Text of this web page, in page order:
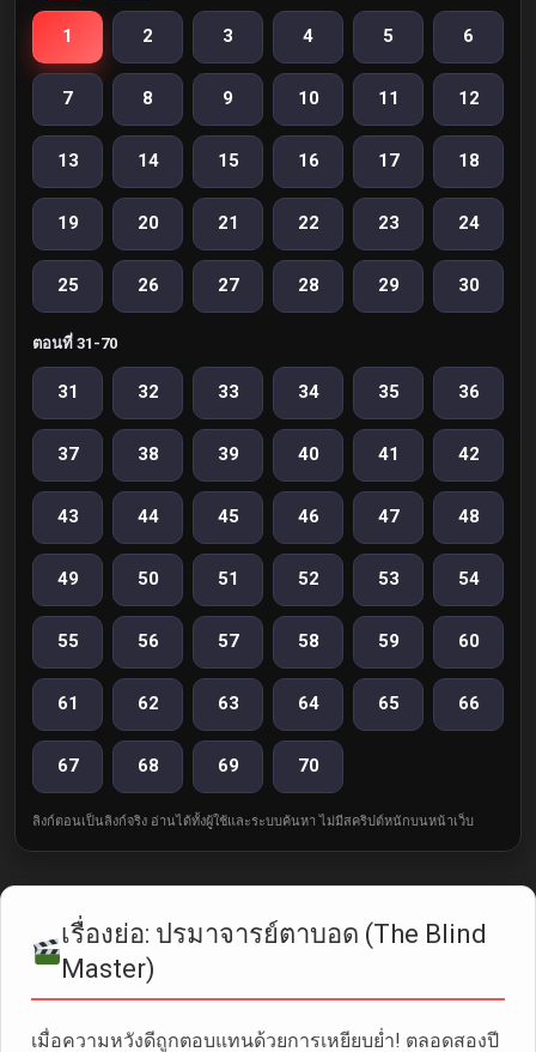
1 2 3 4 5 6
7 8 9 10 11 12
13 14 15 16 17 18
19 20 21 22 23 24
25 26 27 28 29 30
ตอนที่ 31-70
31 32 33 34 35 36
37 38 39 40 41 42
43 44 45 46 47 48
49 50 51 52 53 54
55 56 57 58 59 60
61 62 63 64 65 66
67 68 69 70
ลิงก์ตอนเป็นลิงก์จริง อ่านได้ทั้งผู้ใช้และระบบค้นหา ไม่มีสคริปต์หนักบนหน้าเว็บ
เรื่องย่อ: ปรมาจารย์ตาบอด (The Blind
Master)
เมื่อความหวังดีถูกตอบแทนด้วยการเหยียบย่ำ! ตลอดสองปี